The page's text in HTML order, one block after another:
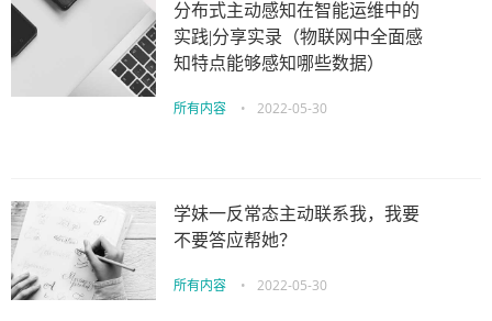
分布式主动感知在智能运维中的
实践|分享实录（物联网中全面感
知特点能够感知哪些数据）
所有内容 • 2022-05-30
学妹一反常态主动联系我，我要
不要答应帮她？
所有内容 • 2022-05-30